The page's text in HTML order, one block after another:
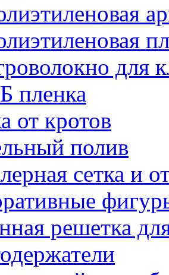
для
пленка
от кротов
полив
сетка и
решетка